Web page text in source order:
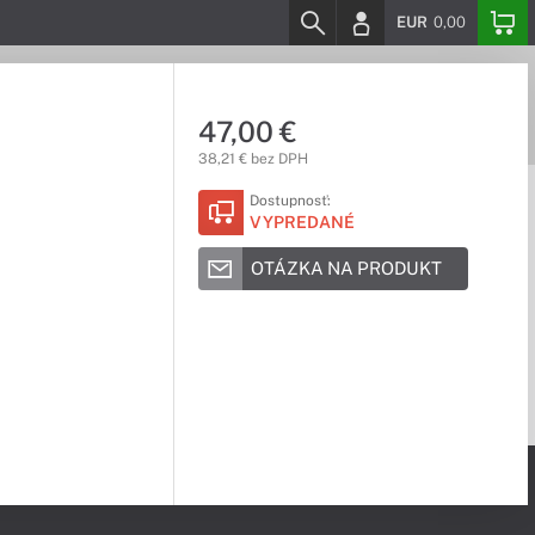
EUR 0,00
47,00 €
38,21 € bez DPH
Dostupnosť:
VYPREDANÉ
OTÁZKA NA PRODUKT